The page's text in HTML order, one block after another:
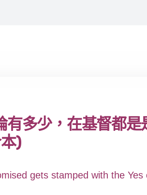
有多少，在基督都
)
gets stamped with the